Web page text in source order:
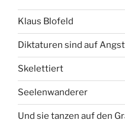
Klaus Blofeld
Diktaturen sind auf
Skelettiert
Seelenwanderer
Und sie tanzen auf den